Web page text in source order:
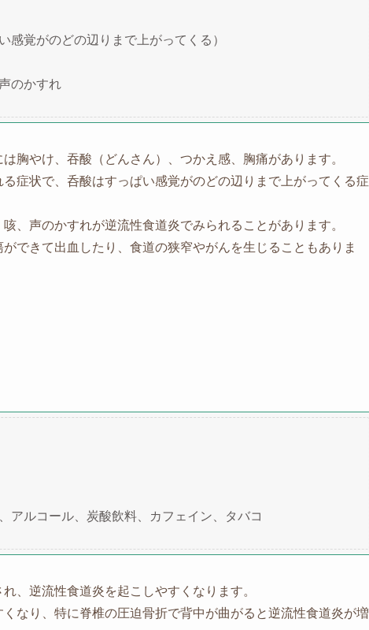
感覚がのどの辺りまで上がってくる）
のかすれ
胸やけ、吞酸（どんさん）、つかえ感、胸痛があります。
症状で、呑酸はすっぱい感覚がのどの辺りまで上がってくる症
、声のかすれが逆流性食道炎でみられることがあります。
できて出血したり、食道の狭窄やがんを生じることもありま
アルコール、炭酸飲料、カフェイン、タバコ
、逆流性食道炎を起こしやすくなります。
なり、特に脊椎の圧迫骨折で背中が曲がると逆流性食道炎が増